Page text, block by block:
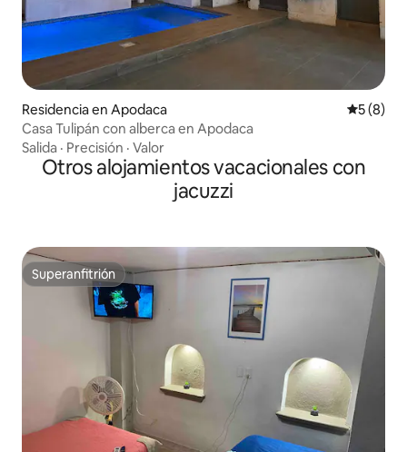
Residencia en Apodaca
5 (8)
Casa Tulipán con alberca en Apodaca
Salida · Precisión · Valor
Otros alojamientos vacacionales con
jacuzzi
Superanfitrión
Superanfitrión